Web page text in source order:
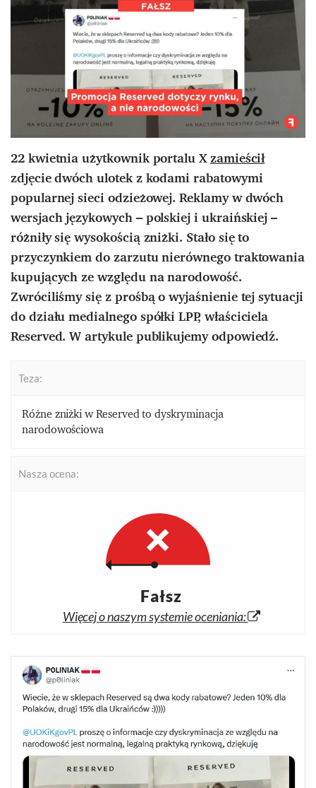
22 kwietnia użytkownik portalu Xzamieścił
zdjęcie dwóch ulotek z kodami rabatowymi
popularnej sieci odzieżowej. Reklamy w dwóch
wersjach językowych – polskiej i ukraińskiej –
różniły się wysokością zniżki. Stało się to
przyczynkiem do zarzutu nierównego traktowania
kupujących ze względu na narodowość.
Zwróciliśmy się z prośbą o wyjaśnienie tej sytuacji
do działu medialnego spółki LPP, właściciela
Reserved. W artykule publikujemy odpowiedź.
Teza:
Różne zniżki w Reserved to dyskryminacja
narodowościowa
Nasza ocena:
Fałsz
Więcej o naszym systemie oceniania: